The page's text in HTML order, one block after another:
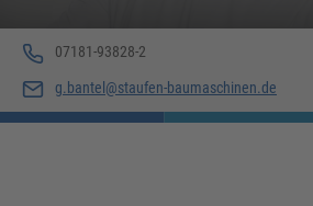
07181-93828-2
g.bantel@staufen-baumaschinen.de